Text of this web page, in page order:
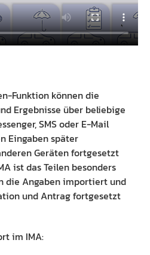
Funktion können die
Ergebnisse über beliebige
SMS oder E-Mail
Eingaben später
Geräten fortgesetzt
ist das Teilen besonders
die Angaben importiert und
und Antrag fortgesetzt
im IMA: